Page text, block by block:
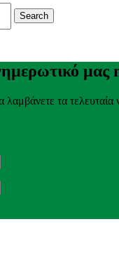
μας
τα τελευταία